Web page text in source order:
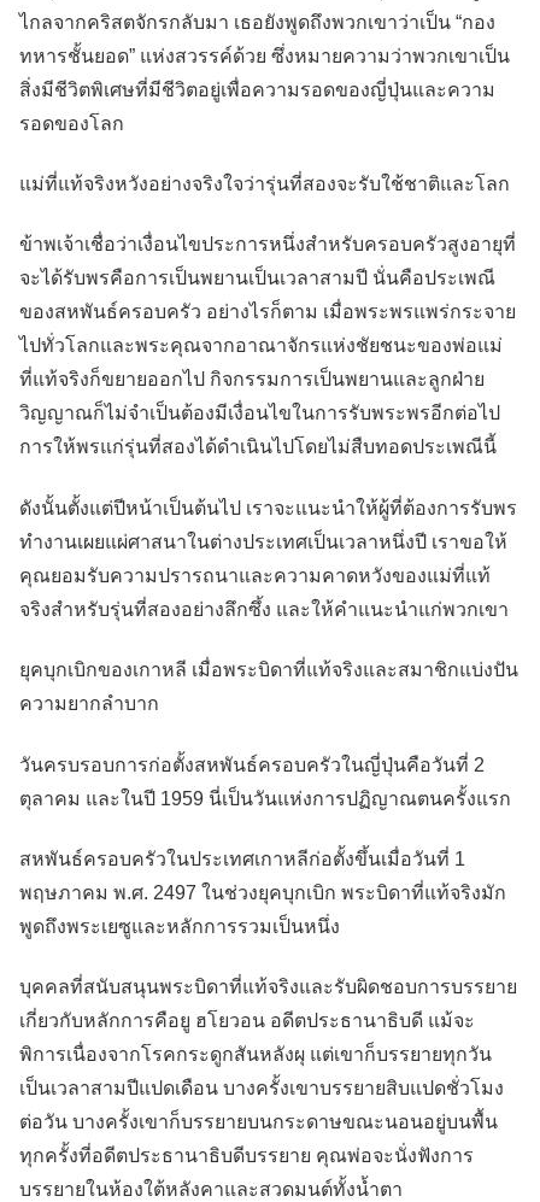
ไกลจากคริสตจักรกลับมา เธอยังพูดถึงพวกเขาว่าเป็น “กอง
ทหารชั้นยอด” แห่งสวรรค์ด้วย ซึ่งหมายความว่าพวกเขาเป็น
สิ่งมีชีวิตพิเศษที่มีชีวิตอยู่เพื่อความรอดของญี่ปุ่นและความ
รอดของโลก
แม่ที่แท้จริงหวังอย่างจริงใจว่ารุ่นที่สองจะรับใช้ชาติและโลก
ข้าพเจ้าเชื่อว่าเงื่อนไขประการหนึ่งสำหรับครอบครัวสูงอายุที่
จะได้รับพรคือการเป็นพยานเป็นเวลาสามปี นั่นคือประเพณี
ของสหพันธ์ครอบครัว อย่างไรก็ตาม เมื่อพระพรแพร่กระจาย
ไปทั่วโลกและพระคุณจากอาณาจักรแห่งชัยชนะของพ่อแม่
ที่แท้จริงก็ขยายออกไป กิจกรรมการเป็นพยานและลูกฝ่าย
วิญญาณก็ไม่จำเป็นต้องมีเงื่อนไขในการรับพระพรอีกต่อไป
การให้พรแก่รุ่นที่สองได้ดำเนินไปโดยไม่สืบทอดประเพณีนี้
ดังนั้นตั้งแต่ปีหน้าเป็นต้นไป เราจะแนะนำให้ผู้ที่ต้องการรับพร
ทำงานเผยแผ่ศาสนาในต่างประเทศเป็นเวลาหนึ่งปี เราขอให้
คุณยอมรับความปรารถนาและความคาดหวังของแม่ที่แท้
จริงสำหรับรุ่นที่สองอย่างลึกซึ้ง และให้คำแนะนำแก่พวกเขา
ยุคบุกเบิกของเกาหลี เมื่อพระบิดาที่แท้จริงและสมาชิกแบ่งปัน
ความยากลำบาก
วันครบรอบการก่อตั้งสหพันธ์ครอบครัวในญี่ปุ่นคือวันที่ 2
ตุลาคม และในปี 1959 นี่เป็นวันแห่งการปฏิญาณตนครั้งแรก
สหพันธ์ครอบครัวในประเทศเกาหลีก่อตั้งขึ้นเมื่อวันที่ 1
พฤษภาคม พ.ศ. 2497 ในช่วงยุคบุกเบิก พระบิดาที่แท้จริงมัก
พูดถึงพระเยซูและหลักการรวมเป็นหนึ่ง
บุคคลที่สนับสนุนพระบิดาที่แท้จริงและรับผิดชอบการบรรยาย
เกี่ยวกับหลักการคือยู ฮโยวอน อดีตประธานาธิบดี แม้จะ
พิการเนื่องจากโรคกระดูกสันหลังผุ แต่เขาก็บรรยายทุกวัน
เป็นเวลาสามปีแปดเดือน บางครั้งเขาบรรยายสิบแปดชั่วโมง
ต่อวัน บางครั้งเขาก็บรรยายบนกระดาษขณะนอนอยู่บนพื้น
ทุกครั้งที่อดีตประธานาธิบดีบรรยาย คุณพ่อจะนั่งฟังการ
บรรยายในห้องใต้หลังคาและสวดมนต์ทั้งน้ำตา